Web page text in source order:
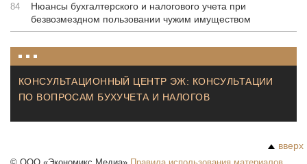
84
Нюансы бухгалтерского и налогового учета при
безвозмездном пользовании чужим имуществом
КОНСУЛЬТАЦИОННЫЙ ЦЕНТР ЭЖ: КОНСУЛЬТАЦИИ
ПО ВОПРОСАМ БУХУЧЕТА И НАЛОГОВ
вверх